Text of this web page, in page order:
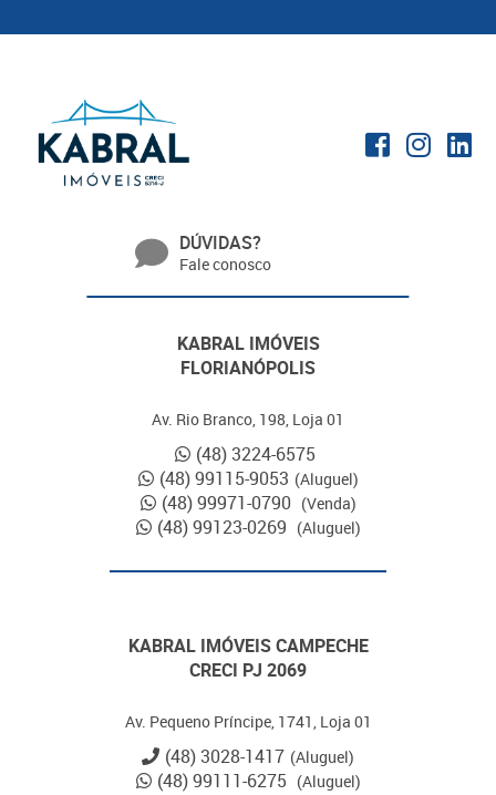
DÚVIDAS?
Fale conosco
KABRAL IMÓVEIS
FLORIANÓPOLIS
Av. Rio Branco, 198, Loja 01
(48) 3224-6575
(48) 99115-9053 (Aluguel)
(48) 99971-0790 (Venda)
(48) 99123-0269 (Aluguel)
KABRAL IMÓVEIS CAMPECHE
CRECI PJ 2069
Av. Pequeno Príncipe, 1741, Loja 01
(48) 3028-1417 (Aluguel)
(48) 99111-6275 (Aluguel)